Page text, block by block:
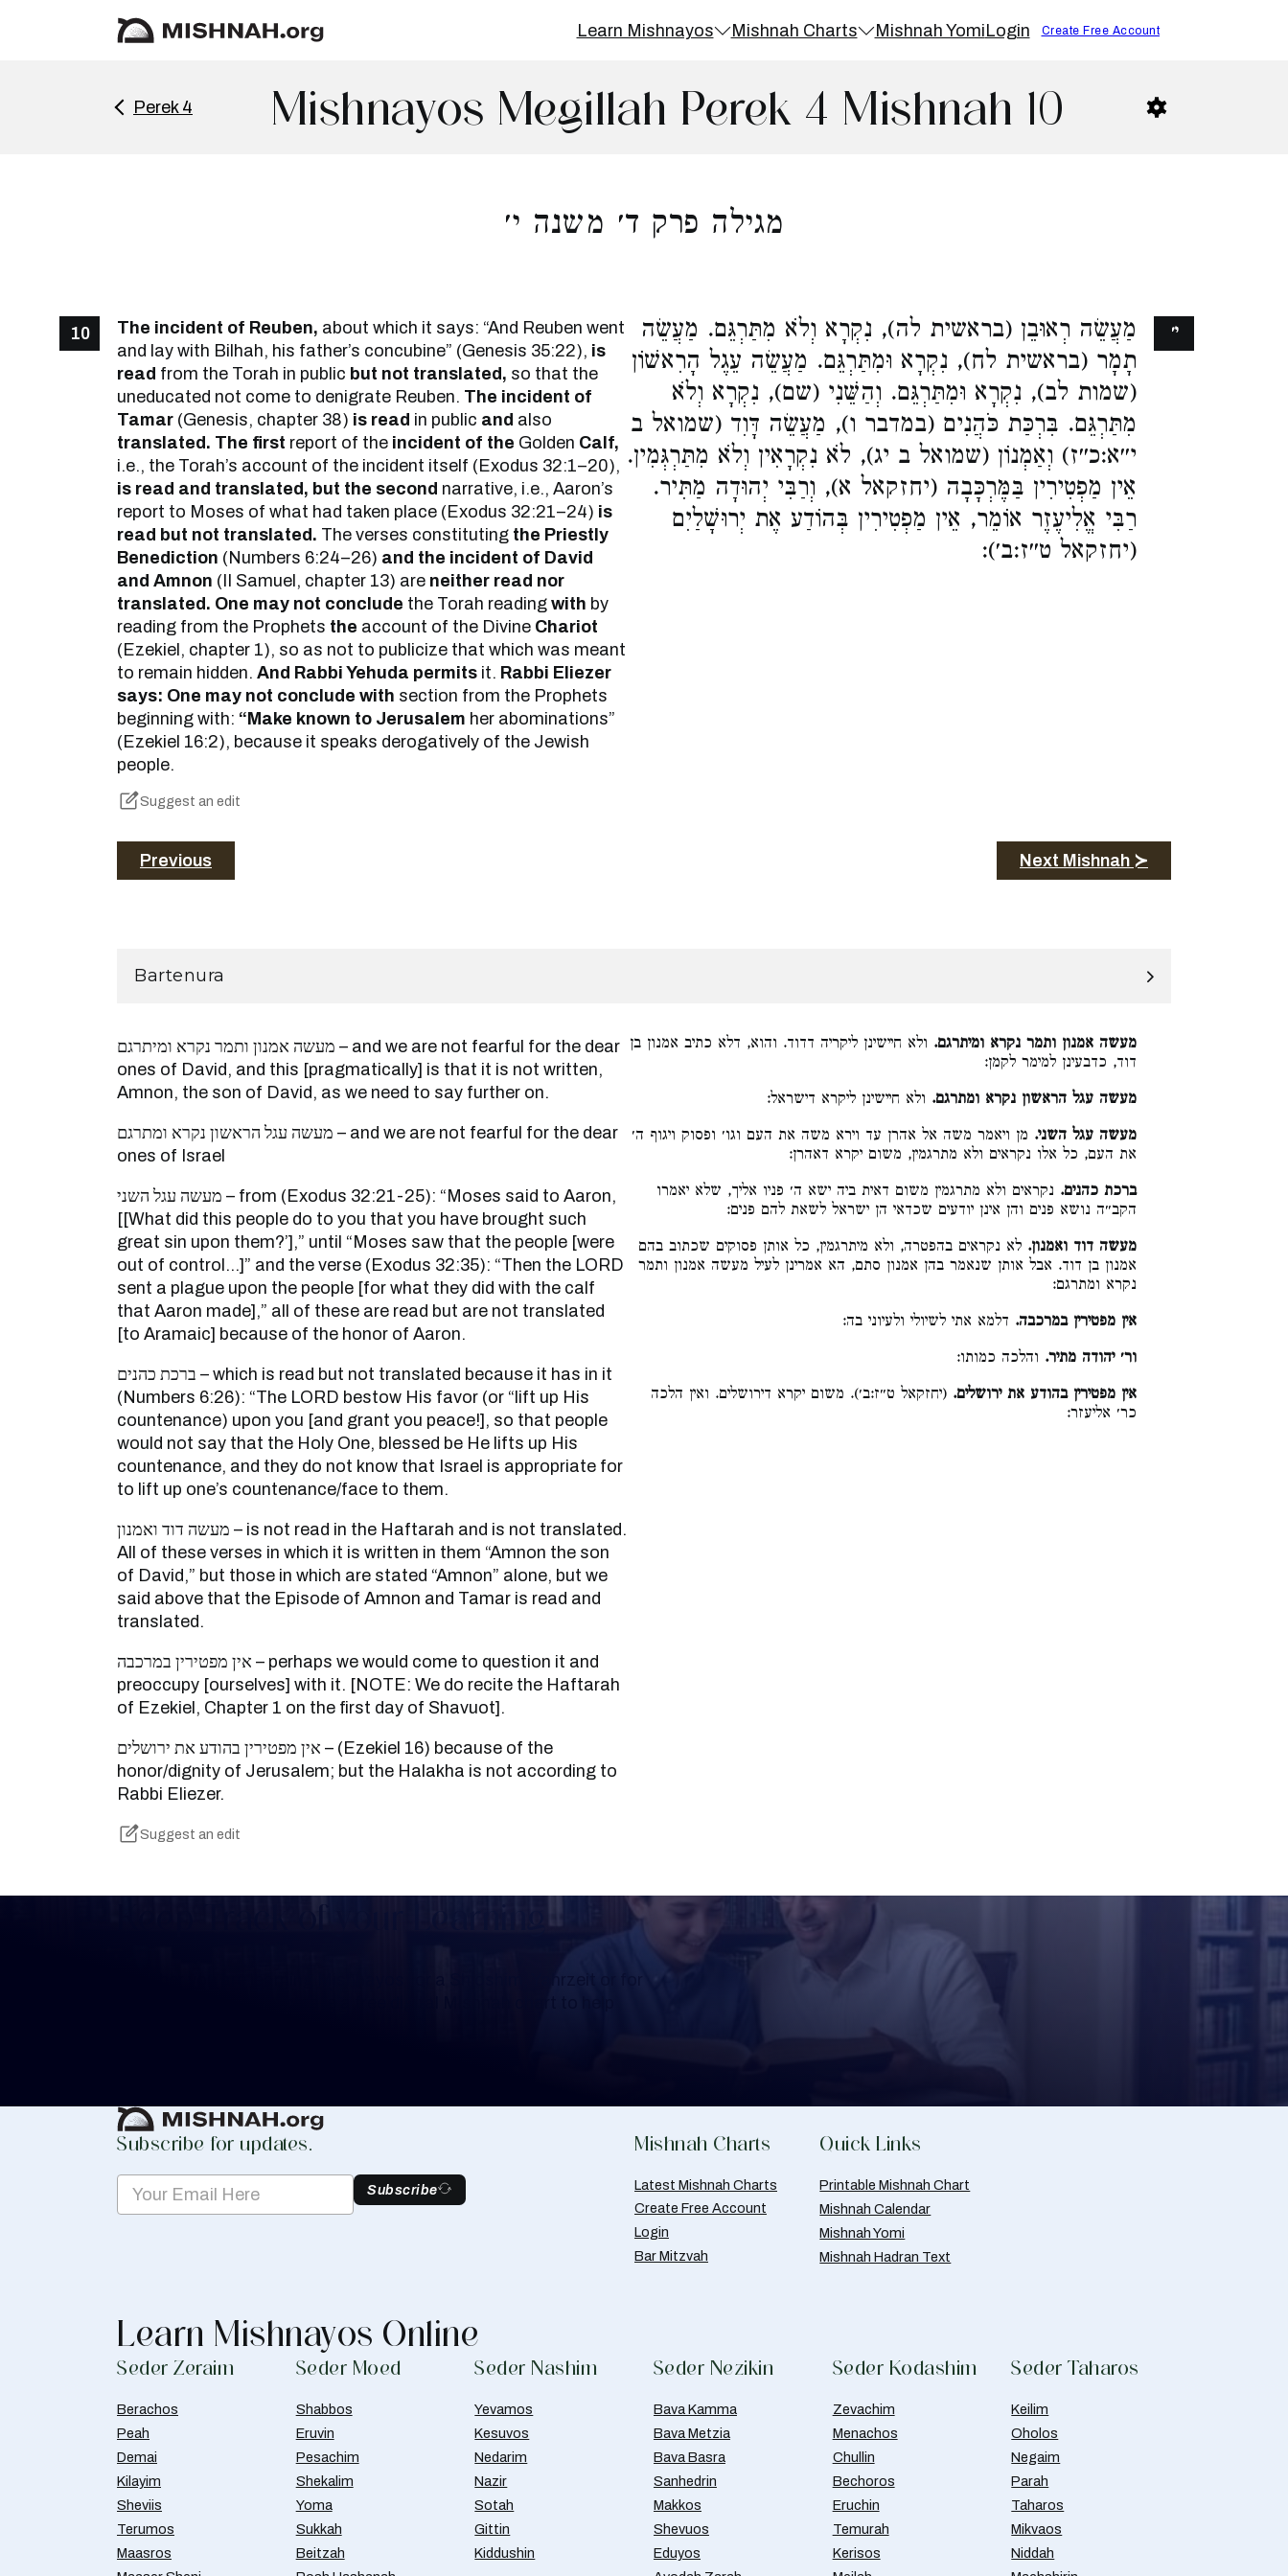
Learn Mishnayos Mishnah Charts Mishnah YomiLogin Create Free Account
Perek 4 Mishnayos Megillah Perek 4 Mishnah 10
מגילה פרק ד׳ משנה י׳
10 The incident of Reuben, about which it says: “And Reuben went
and lay with Bilhah, his father’s concubine” (Genesis 35:22), is
read from the Torah in public but not translated, so that the
uneducated not come to denigrate Reuben. The incident of
Tamar (Genesis, chapter 38) is read in public and also
translated. The first report of the incident of the Golden Calf,
i.e., the Torah’s account of the incident itself (Exodus 32:1–20),
is read and translated, but the second narrative, i.e., Aaron’s
report to Moses of what had taken place (Exodus 32:21–24) is
read but not translated. The verses constituting the Priestly
Benediction (Numbers 6:24–26) and the incident of David
and Amnon (II Samuel, chapter 13) are neither read nor
translated. One may not conclude the Torah reading with by
reading from the Prophets the account of the Divine Chariot
(Ezekiel, chapter 1), so as not to publicize that which was meant
to remain hidden. And Rabbi Yehuda permits it. Rabbi Eliezer
says: One may not conclude with section from the Prophets
beginning with: “Make known to Jerusalem her abominations”
(Ezekiel 16:2), because it speaks derogatively of the Jewish
people.
Suggest an edit
מַעֲשֵׂה רְאוּבֵן (בראשית לה), נִקְרָא וְלֹא מִתַּרְגֵּם. מַעֲשֵׂה
תָמָר (בראשית לח), נִקְרָא וּמִתַּרְגֵּם. מַעֲשֵׂה עֵגֶל הָרִאשׁוֹן
(שמות לב), נִקְרָא וּמִתַּרְגֵּם. וְהַשֵּׁנִי (שם), נִקְרָא וְלֹא
מִתַּרְגֵּם. בִּרְכַּת כֹּהֲנִים (במדבר ו), מַעֲשֵׂה דָּוִד (שמואל ב
י״א:כ״ז) וְאַמְנוֹן (שמואל ב יג), לֹא נִקְרָאִין וְלֹא מִתַּרְגְּמִין.
אֵין מַפְטִירִין בַּמֶּרְכָּבָה (יחזקאל א), וְרַבִּי יְהוּדָה מַתִּיר.
רַבִּי אֱלִיעֶזֶר אוֹמֵר, אֵין מַפְטִירִין בְּהוֹדַע אֶת יְרוּשָׁלַיִם
(יחזקאל ט״ז:ב׳):
י׳
Previous Next Mishnah ≻
Bartenura
מעשה אמנון ותמר נקרא ומיתרגם – and we are not fearful for the dear
ones of David, and this [pragmatically] is that it is not written,
Amnon, the son of David, as we need to say further on.
מעשה עגל הראשון נקרא ומתרגם – and we are not fearful for the dear
ones of Israel
מעשה עגל השני – from (Exodus 32:21-25): “Moses said to Aaron,
[[What did this people do to you that you have brought such
great sin upon them?’],” until “Moses saw that the people [were
out of control…]” and the verse (Exodus 32:35): “Then the LORD
sent a plague upon the people [for what they did with the calf
that Aaron made],” all of these are read but are not translated
[to Aramaic] because of the honor of Aaron.
ברכת כהנים – which is read but not translated because it has in it
(Numbers 6:26): “The LORD bestow His favor (or “lift up His
countenance) upon you [and grant you peace!], so that people
would not say that the Holy One, blessed be He lifts up His
countenance, and they do not know that Israel is appropriate for
to lift up one’s countenance/face to them.
מעשה דוד ואמנון – is not read in the Haftarah and is not translated.
All of these verses in which it is written in them “Amnon the son
of David,” but those in which are stated “Amnon” alone, but we
said above that the Episode of Amnon and Tamar is read and
translated.
אין מפטירין במרכבה – perhaps we would come to question it and
preoccupy [ourselves] with it. [NOTE: We do recite the Haftarah
of Ezekiel, Chapter 1 on the first day of Shavuot].
אין מפטירין בהודע את ירושלים – (Ezekiel 16) because of the
honor/dignity of Jerusalem; but the Halakha is not according to
Rabbi Eliezer.
Suggest an edit
מעשה אמנון ותמר נקרא ומיתרגם. ולא חיישינן ליקריה דדוד. והוא, דלא כתיב אמנון בן
דוד, כדבעינן למימר לקמן:
מעשה עגל הראשון נקרא ומתרגם. ולא חיישינן ליקרא דישראל:
מעשה עגל השני. מן ויאמר משה אל אהרן עד וירא משה את העם וגו׳ ופסוק ויגוף ה׳
את העם, כל אלו נקראים ולא מתרגמין, משום יקרא דאהרן:
ברכת כהנים. נקראים ולא מתרגמין משום דאית ביה ישא ה׳ פניו אליך, שלא יאמרו
הקב״ה נושא פנים והן אינן יודעים שכדאי הן ישראל לשאת להם פנים:
מעשה דוד ואמנון. לא נקראים בהפטרה, ולא מיתרגמין, כל אותן פסוקים שכתוב בהם
אמנון בן דוד. אבל אותן שנאמר בהן אמנון סתם, הא אמרינן לעיל מעשה אמנון ותמר
נקרא ומתרגם:
אין מפטירין במרכבה. דלמא אתי לשיולי ולעיוני בה:
ור׳ יהודה מתיר. והלכה כמותו:
אין מפטירין בהודע את ירושלים. (יחזקאל ט״ז:ב׳). משום יקרא דירושלים. ואין הלכה
כר׳ אליעזר:
Keep Track of your Learning
Subscribe for updates.
Subscribe
Mishnah Charts
Latest Mishnah Charts
Create Free Account
Login
Bar Mitzvah
Quick Links
Printable Mishnah Chart
Mishnah Calendar
Mishnah Yomi
Mishnah Hadran Text
Learn Mishnayos Online
Seder Zeraim
Berachos
Peah
Demai
Kilayim
Sheviis
Terumos
Maasros
Seder Moed
Shabbos
Eruvin
Pesachim
Shekalim
Yoma
Sukkah
Beitzah
Seder Nashim
Yevamos
Kesuvos
Nedarim
Nazir
Sotah
Gittin
Kiddushin
Seder Nezikin
Bava Kamma
Bava Metzia
Bava Basra
Sanhedrin
Makkos
Shevuos
Eduyos
Seder Kodashim
Zevachim
Menachos
Chullin
Bechoros
Eruchin
Temurah
Kerisos
Seder Taharos
Keilim
Oholos
Negaim
Parah
Taharos
Mikvaos
Niddah